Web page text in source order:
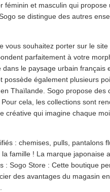
féminin et masculin qui
se distingue des autres
vous souhaitez porter sur le
parfaitement à votre
dans le paysage urbain français
également plusieurs
Thaïlande. Sogo propose des
cela, les collections sont
créative qui imagine chaque
: chemises, pulls, pantalons
famille ! La marque japonaise
: Sogo Store : Cette boutique
des avantages du magasin